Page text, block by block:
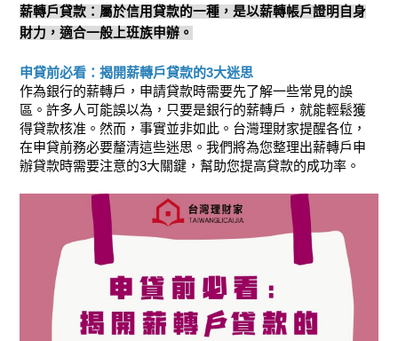
薪轉戶貸款：屬於信用貸款的一種，是以薪轉帳戶證明自身
財力，適合一般上班族申辦。
申貸前必看：揭開薪轉戶貸款的3大迷思
作為銀行的薪轉戶，申請貸款時需要先了解一些常見的誤
區。許多人可能誤以為，只要是銀行的薪轉戶，就能輕鬆獲
得貸款核准。然而，事實並非如此。台灣理財家提醒各位，
在申貸前務必要釐清這些迷思。我們將為您整理出薪轉戶申
辦貸款時需要注意的3大關鍵，幫助您提高貸款的成功率。